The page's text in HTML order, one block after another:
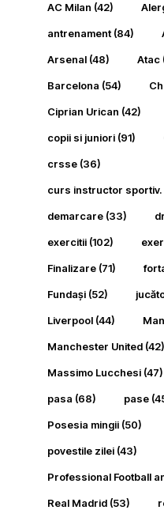
AC Milan (42)
antrenament(84)
Arsenal (48) Atac
Barcelona (54)
Ciprian Urican (42)
copii si juniori (91)
crsse (36)
curs instructor sportiv.
demarcare (33)
exercitii (102)
Finalizare (71)
Fundași (52)
Liverpool (44)
Manchester United (42)
Massimo Lucchesi (47)
pasa (68) pase
Posesia mingii (50)
povestile zilei (43)
Professional Football
Real Madrid (53)